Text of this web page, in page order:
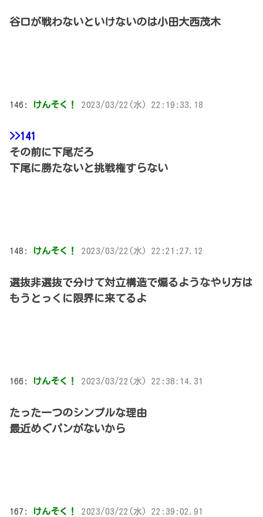
谷口が戦わないといけないのは小田大西茂木
146: けんそく！ 2023/03/22(水) 22:19:33.18
>>141
その前に下尾だろ
下尾に勝たないと挑戦権すらない
148: けんそく！ 2023/03/22(水) 22:21:27.12
選抜非選抜で分けて対立構造で煽るようなやり方は
もうとっくに限界に来てるよ
166: けんそく！ 2023/03/22(水) 22:38:14.31
たった一つのシンプルな理由
最近めぐパンがないから
167: けんそく！ 2023/03/22(水) 22:39:02.91